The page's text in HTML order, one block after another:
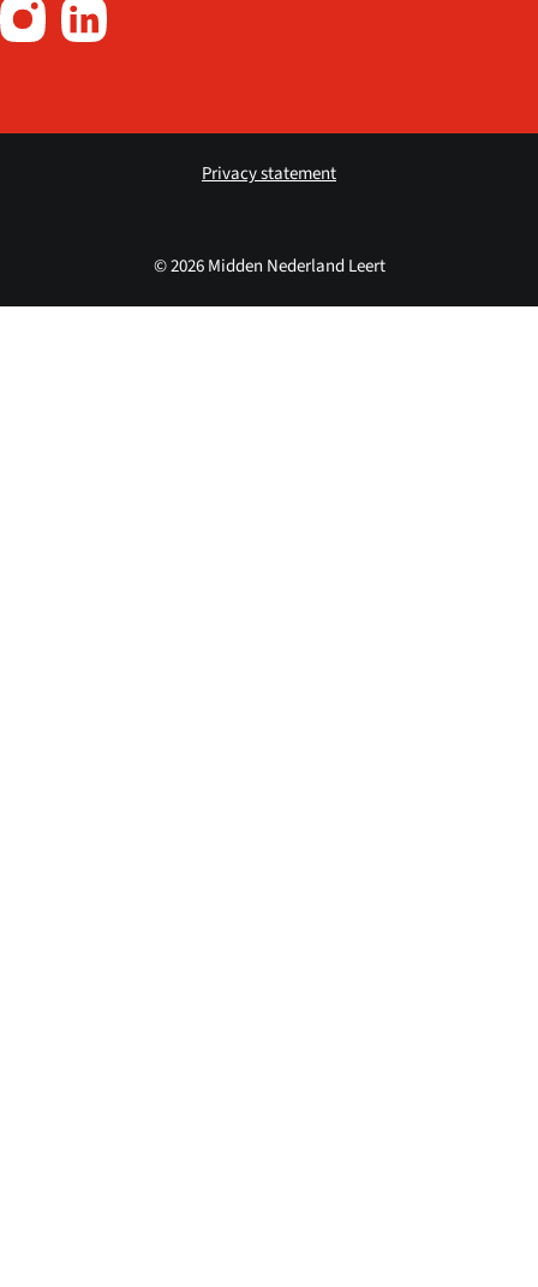
© 2026 Midden Nederland Leert
Privacy statement